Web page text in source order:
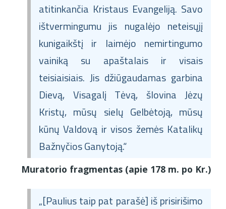
atitinkančia Kristaus Evangeliją. Savo
ištvermingumu jis nugalėjo neteisųjį
kunigaikštį ir laimėjo nemirtingumo
vainiką su apaštalais ir visais
teisiaisiais. Jis džiūgaudamas garbina
Dievą, Visagalį Tėvą, šlovina Jėzų
Kristų, mūsų sielų Gelbėtoją, mūsų
kūnų Valdovą ir visos žemės Katalikų
Bažnyčios Ganytoją.“
Muratorio fragmentas (apie 178 m. po Kr.)
„[Paulius taip pat parašė] iš prisirišimo